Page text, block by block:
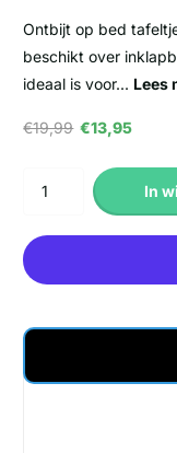
Ontbijt op bed
beschikt over
ideaal is voor... Lees
€19,99€13,95
In